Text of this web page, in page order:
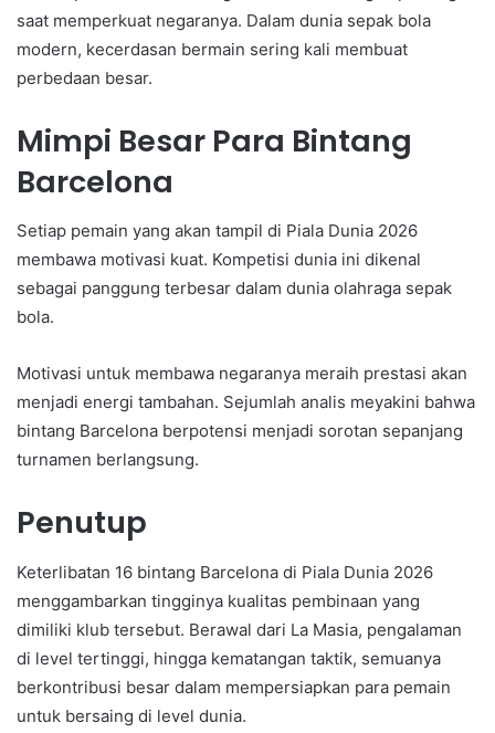
saat memperkuat negaranya. Dalam dunia sepak bola
modern, kecerdasan bermain sering kali membuat
perbedaan besar.
Mimpi Besar Para Bintang
Barcelona
Setiap pemain yang akan tampil di Piala Dunia 2026
membawa motivasi kuat. Kompetisi dunia ini dikenal
sebagai panggung terbesar dalam dunia olahraga sepak
bola.
Motivasi untuk membawa negaranya meraih prestasi akan
menjadi energi tambahan. Sejumlah analis meyakini bahwa
bintang Barcelona berpotensi menjadi sorotan sepanjang
turnamen berlangsung.
Penutup
Keterlibatan 16 bintang Barcelona di Piala Dunia 2026
menggambarkan tingginya kualitas pembinaan yang
dimiliki klub tersebut. Berawal dari La Masia, pengalaman
di level tertinggi, hingga kematangan taktik, semuanya
berkontribusi besar dalam mempersiapkan para pemain
untuk bersaing di level dunia.